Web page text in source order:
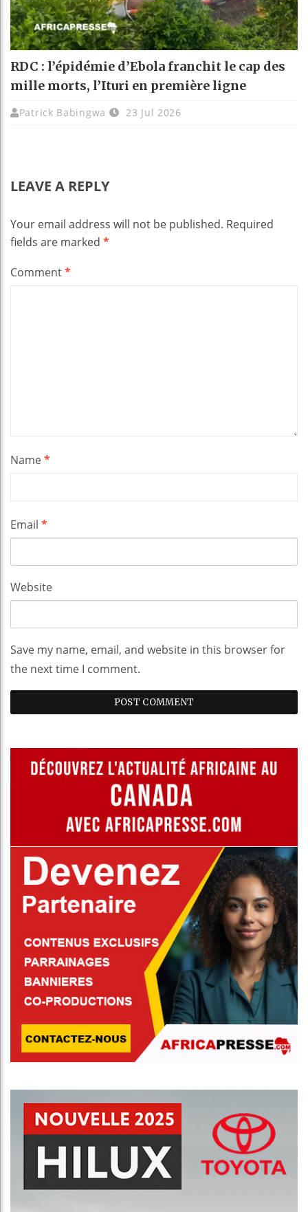
RDC : l’épidémie d’Ebola franchit le cap des
mille morts, l’Ituri en première ligne
Patrick Babingwa 23 Jul 2026
LEAVE A REPLY
Your email address will not be published. Required
fields are marked *
Comment*
Name*
Email *
Website
Save my name, email, and website in this browser for
the next time I comment.